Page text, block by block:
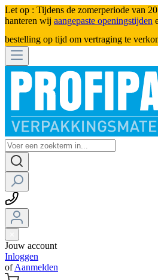
Let op : Tijdens de zomerperiode van
hanteren wij aangepaste openingstijden
bestelling op tijd om vertraging te
Jouw account
Inloggen
ofAanmelden